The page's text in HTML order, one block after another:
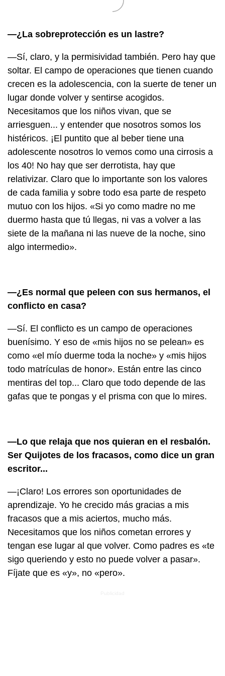
—¿La sobreprotección es un lastre?
—Sí, claro, y la permisividad también. Pero hay que
soltar. El campo de operaciones que tienen cuando
crecen es la adolescencia, con la suerte de tener un
lugar donde volver y sentirse acogidos.
Necesitamos que los niños vivan, que se
arriesguen... y entender que nosotros somos los
histéricos. ¡El puntito que al beber tiene una
adolescente nosotros lo vemos como una cirrosis a
los 40! No hay que ser derrotista, hay que
relativizar. Claro que lo importante son los valores
de cada familia y sobre todo esa parte de respeto
mutuo con los hijos. «Si yo como madre no me
duermo hasta que tú llegas, ni vas a volver a las
siete de la mañana ni las nueve de la noche, sino
algo intermedio».
—¿Es normal que peleen con sus hermanos, el
conflicto en casa?
—Sí. El conflicto es un campo de operaciones
buenísimo. Y eso de «mis hijos no se pelean» es
como «el mío duerme toda la noche» y «mis hijos
todo matrículas de honor». Están entre las cinco
mentiras del top... Claro que todo depende de las
gafas que te pongas y el prisma con que lo mires.
—Lo que relaja que nos quieran en el resbalón.
Ser Quijotes de los fracasos, como dice un gran
escritor...
—¡Claro! Los errores son oportunidades de
aprendizaje. Yo he crecido más gracias a mis
fracasos que a mis aciertos, mucho más.
Necesitamos que los niños cometan errores y
tengan ese lugar al que volver. Como padres es «te
sigo queriendo y esto no puede volver a pasar».
Fíjate que es «y», no «pero».